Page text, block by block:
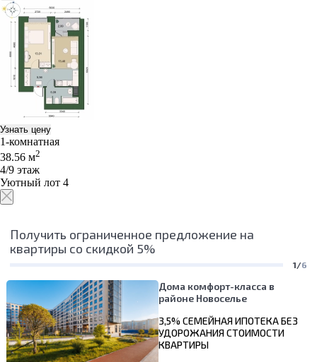
Узнать цену
1-комнатная
38.56 м2
4/9 этаж
Уютный лот 4
Получить ограниченное предложение на
квартиры со скидкой 5%
1/6
Дома комфорт-класса в
районе Новоселье
3,5% СЕМЕЙНАЯ ИПОТЕКА БЕЗ
УДОРОЖАНИЯ СТОИМОСТИ
КВАРТИРЫ